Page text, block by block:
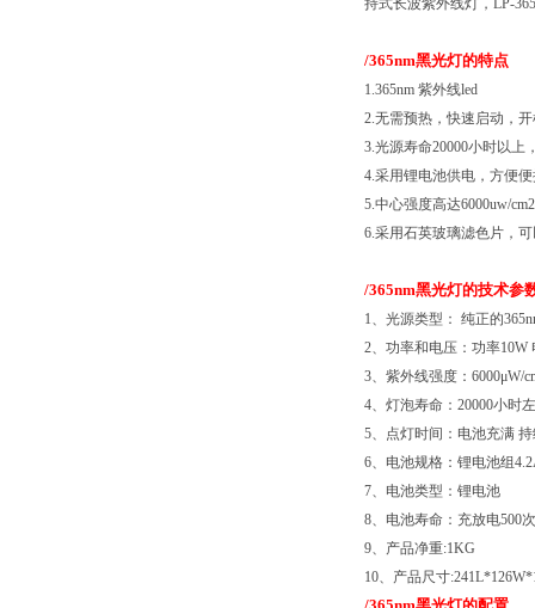
持式长波紫外线灯，LP-
/365nm黑光灯的特点
1.365nm 紫外线led
2.无需预热，快速启动，
3.光源寿命20000小时以上
4.采用锂电池供电，方便
5.中心强度高达6000uw/cm2
6.采用石英玻璃滤色片，
/365nm黑光灯的技术参
1、光源类型： 纯正的
2、功率和电压：功率10W
3、紫外线强度：6000μW/
4、灯泡寿命：20000小时
5、点灯时间：电池充满
6、电池规格：锂电池组
7、电池类型：锂电池
8、电池寿命：充放电500次
9、产品净重:1KG
10、产品尺寸